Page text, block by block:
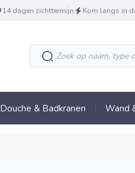
14 dagen zichttermijn Kom langs in
Douche & Badkranen Wand